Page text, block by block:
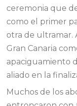
ceremonia que
como el primer
otra de ultramar.
Gran Canaria
apaciguamiento
aliado en la
Muchos de los